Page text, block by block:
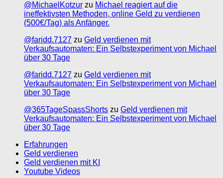
@MichaelKotzur zu Michael reagiert auf die
ineffektivsten Methoden, online Geld zu verdienen
(500€/Tag) als Anfänger.
@faridd.7127 zu Geld verdienen mit
Verkaufsautomaten: Ein Selbstexperiment von Michael
über 30 Tage
@faridd.7127 zu Geld verdienen mit
Verkaufsautomaten: Ein Selbstexperiment von Michael
über 30 Tage
@365TageSpassShorts zu Geld verdienen mit
Verkaufsautomaten: Ein Selbstexperiment von Michael
über 30 Tage
Erfahrungen
Geld verdienen
Geld verdienen mit KI
Youtube Videos